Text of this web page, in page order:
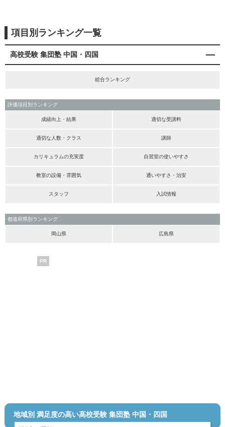
項目別ランキング一覧
高校受験 集団塾 中国・四国
総合ランキング
評価項目別ランキング
成績向上・結果 適切な受講料
適切な人数・クラス 講師
カリキュラムの充実度 自習室の使いやすさ
教室の設備・雰囲気 通いやすさ・治安
スタッフ 入試情報
都道府県別ランキング
岡山県 広島県
PR
地域別 満足度の高い高校受験 集団塾 中国・四国